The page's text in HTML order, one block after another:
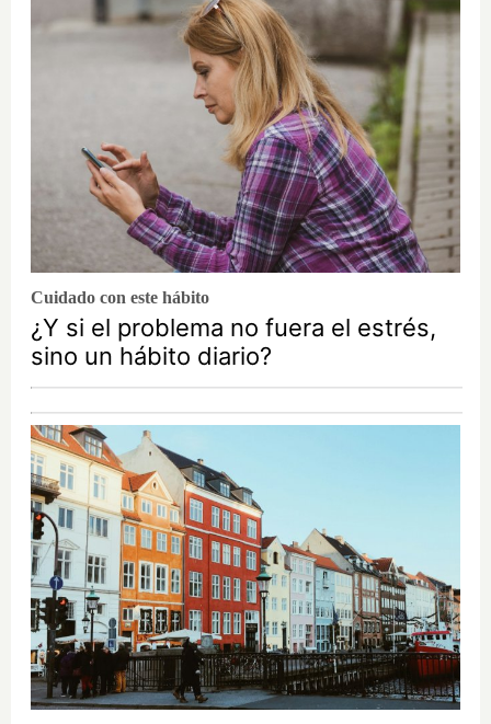
Cuidado con este hábito
¿Y si el problema no fuera el estrés,
sino un hábito diario?